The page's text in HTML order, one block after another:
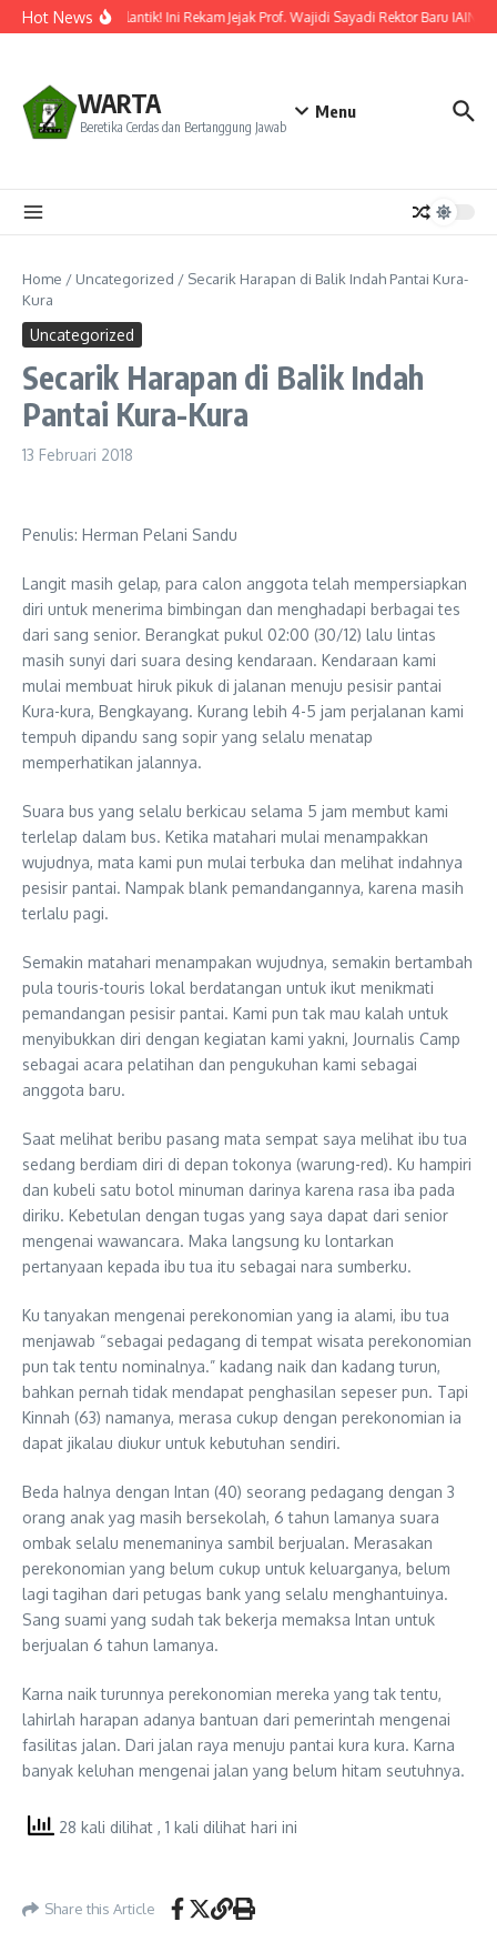
Lewati ke konten
Hot NewsResmi Dilantik! Ini Rekam Jejak Prof. Wajidi Sayadi Rektor Baru IAIN
WARTA
Beretika Cerdas dan Bertanggung Jawab
Menu
Home / Uncategorized / Secarik Harapan di Balik Indah Pantai Kura-
Kura
Uncategorized
Secarik Harapan di Balik Indah
Pantai Kura-Kura
13 Februari 2018
Penulis: Herman Pelani Sandu
Langit masih gelap, para calon anggota telah mempersiapkan
diri untuk menerima bimbingan dan menghadapi berbagai tes
dari sang senior. Berangkat pukul 02:00 (30/12) lalu lintas
masih sunyi dari suara desing kendaraan. Kendaraan kami
mulai membuat hiruk pikuk di jalanan menuju pesisir pantai
Kura-kura, Bengkayang. Kurang lebih 4-5 jam perjalanan kami
tempuh dipandu sang sopir yang selalu menatap
memperhatikan jalannya.
Suara bus yang selalu berkicau selama 5 jam membut kami
terlelap dalam bus. Ketika matahari mulai menampakkan
wujudnya, mata kami pun mulai terbuka dan melihat indahnya
pesisir pantai. Nampak blank pemandangannya, karena masih
terlalu pagi.
Semakin matahari menampakan wujudnya, semakin bertambah
pula touris-touris lokal berdatangan untuk ikut menikmati
pemandangan pesisir pantai. Kami pun tak mau kalah untuk
menyibukkan diri dengan kegiatan kami yakni, Journalis Camp
sebagai acara pelatihan dan pengukuhan kami sebagai
anggota baru.
Saat melihat beribu pasang mata sempat saya melihat ibu tua
sedang berdiam diri di depan tokonya (warung-red). Ku hampiri
dan kubeli satu botol minuman darinya karena rasa iba pada
diriku. Kebetulan dengan tugas yang saya dapat dari senior
mengenai wawancara. Maka langsung ku lontarkan
pertanyaan kepada ibu tua itu sebagai nara sumberku.
Ku tanyakan mengenai perekonomian yang ia alami, ibu tua
menjawab “sebagai pedagang di tempat wisata perekonomian
pun tak tentu nominalnya.” kadang naik dan kadang turun,
bahkan pernah tidak mendapat penghasilan sepeser pun. Tapi
Kinnah (63) namanya, merasa cukup dengan perekonomian ia
dapat jikalau diukur untuk kebutuhan sendiri.
Beda halnya dengan Intan (40) seorang pedagang dengan 3
orang anak yag masih bersekolah, 6 tahun lamanya suara
ombak selalu menemaninya sambil berjualan. Merasakan
perekonomian yang belum cukup untuk keluarganya, belum
lagi tagihan dari petugas bank yang selalu menghantuinya.
Sang suami yang sudah tak bekerja memaksa Intan untuk
berjualan 6 tahun lamanya.
Karna naik turunnya perekonomian mereka yang tak tentu,
lahirlah harapan adanya bantuan dari pemerintah mengenai
fasilitas jalan. Dari jalan raya menuju pantai kura kura. Karna
banyak keluhan mengenai jalan yang belum hitam seutuhnya.
28 kali dilihat , 1 kali dilihat hari ini
Share this Article